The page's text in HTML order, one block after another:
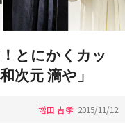
とにかくカッ
次元 滴や」
増田 吉孝 2015/11/12